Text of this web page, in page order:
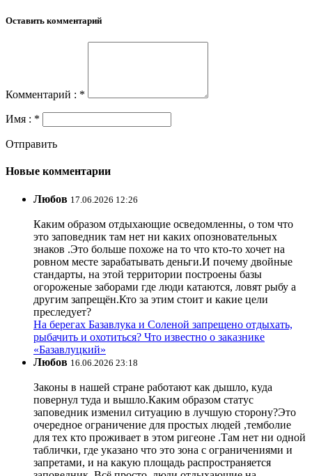
Оставить комментарий
Комментарий : *
Имя : *
Отправить
Новые комментарии
Любов 17.06.2026 12:26
Каким образом отдыхающие осведомленны, о том что
это заповедник там нет ни каких опозновательных
знаков .Это больше похоже на то что кто-то хочет на
ровном месте зарабатывать деньги.И почему двойные
стандарты, на этой территории построены базы
огороженые заборами где люди катаются, ловят рыбу а
другим запрещён.Кто за этим стоит и какие цели
преследует?
На берегах Базавлука и Соленой запрещено отдыхать,
рыбачить и охотиться? Что известно о заказнике
«Базавлуцкий»
Любов 16.06.2026 23:18
Законы в нашей стране работают как дышло, куда
повернул туда и вышло.Каким образом статус
заповедник изменил ситуацию в лучшую сторону?Это
очередное ограничение для простых людей ,темболие
для тех кто проживает в этом ригеоне .Там нет ни одной
таблички, где указано что это зона с ограничениями и
запретами, и на какую площадь распространяется